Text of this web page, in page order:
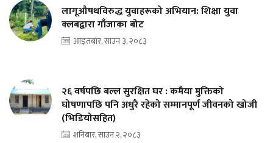
लागूऔषधविरुद्ध युवाहरूको अभियान: शिक्षा युवा
क्लबद्वारा गाँजाका बोट
आइतबार, साउन ३, २०८३
२६ वर्षपछि बल्ल सुरक्षित घर : कमैया मुक्तिको
घोषणापछि पनि अधुरै रहेको सम्मानपूर्ण जीवनको खोजी
(भिडियोसहित)
शनिबार, साउन २, २०८३